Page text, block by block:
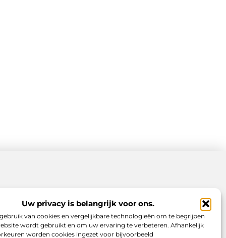
Uw privacy is belangrijk voor ons.
van cookies en vergelijkbare technologieën om te begrijpen
wordt gebruikt en om uw ervaring te verbeteren. Afhankelijk
worden cookies ingezet voor bijvoorbeeld